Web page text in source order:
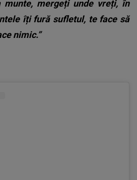
munte, mergeți unde vreți, în
îți fură sufletul, te face să
nimic.”